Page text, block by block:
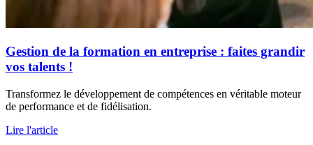
Gestion de la formation en entreprise : faites grandir
vos talents !
Transformez le développement de compétences en véritable moteur
de performance et de fidélisation.
Lire l'article